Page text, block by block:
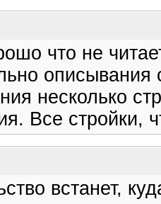
что не
описывания
несколько
Все стройки,
встанет,